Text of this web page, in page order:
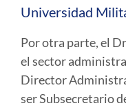
Universidad
Por otra parte, el
el sector
Director
ser Subsecretario